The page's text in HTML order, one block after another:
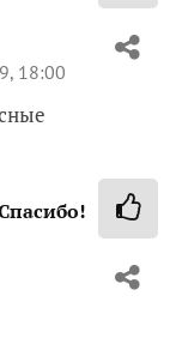
18:00